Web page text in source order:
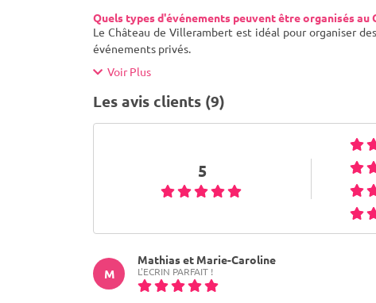
Quels types d'événements peuvent être organisés au
Le Château de Villerambert est idéal pour organiser
événements privés.
Voir Plus
Les avis clients (9)
5
M
Mathias et Marie-Caroline
L'ECRIN PARFAIT !